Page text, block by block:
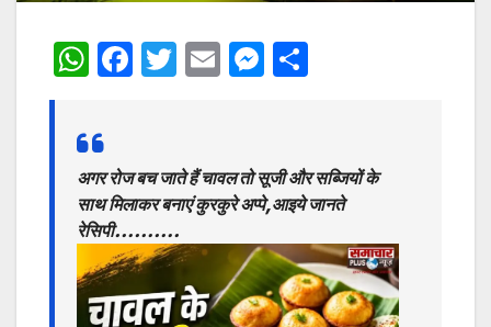
W
at
s
A
p
p
F
e
b
o
o
k
T
er
E
l
M
s
e
n
g
er
e
अगर रोज बच जाते हैं चावल तो सूजी और सब्जियों के
साथ मिलाकर बनाएं कुरकुरे अप्पे,आइये जानते
रेसिपी……….